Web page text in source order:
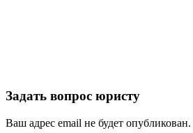
Задать вопрос юристу
Ваш адрес email не будет опубликован.